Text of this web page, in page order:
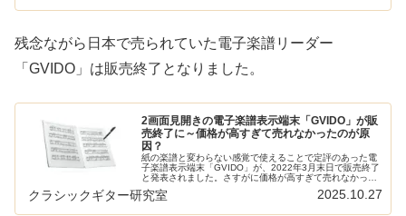
残念ながら日本で売られていた電子楽譜リーダー
「GVIDO」は販売終了となりました。
2画面見開きの電子楽譜表示端末「GVIDO」が販
売終了に～価格が高すぎて売れなかったのが原
因？
紙の楽譜と変わらない感覚で使えることで定評のあった電
子楽譜表示端末「GVIDO」が、2022年3月末日で販売終了
と発表されました。さすがに価格が高すぎて売れなかった
のでしょうか。本サイトの電子楽譜に関する記事は以下で
まとめています：電子ペー...
クラシックギター研究室 2025.10.27